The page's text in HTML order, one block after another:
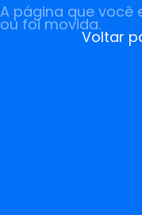
A página que você
ou foi movida.
Voltar